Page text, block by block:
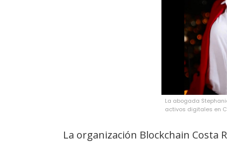
La abogada
activos digitales en
La organización Blockchain Costa